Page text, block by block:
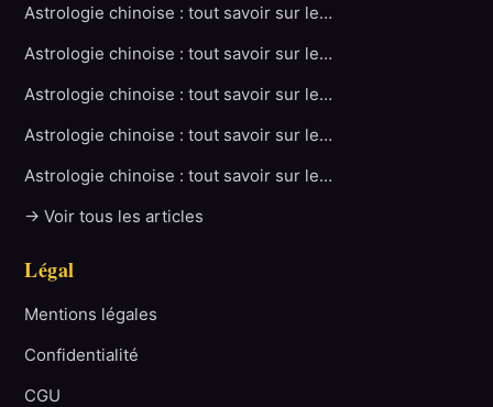
Astrologie chinoise : tout savoir sur le…
Astrologie chinoise : tout savoir sur le…
Astrologie chinoise : tout savoir sur le…
Astrologie chinoise : tout savoir sur le…
Astrologie chinoise : tout savoir sur le…
→ Voir tous les articles
Légal
Mentions légales
Confidentialité
CGU